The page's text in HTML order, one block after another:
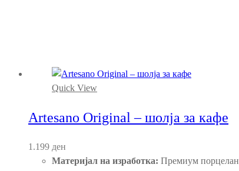
Quick View
Artesano Original – шолја за кафе
1.199 ден
Материјал на изработка: Премиум порцелан